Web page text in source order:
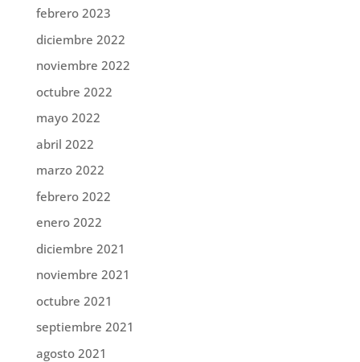
febrero 2023
diciembre 2022
noviembre 2022
octubre 2022
mayo 2022
abril 2022
marzo 2022
febrero 2022
enero 2022
diciembre 2021
noviembre 2021
octubre 2021
septiembre 2021
agosto 2021